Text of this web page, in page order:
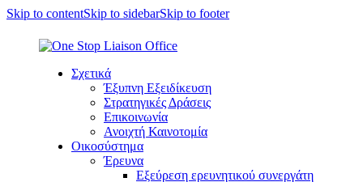
Skip to contentSkip to sidebarSkip to footer
Σχετικά
Έξυπνη Εξειδίκευση
Στρατηγικές Δράσεις
Επικοινωνία
Ανοιχτή Καινοτομία
Οικοσύστημα
Έρευνα
Εξεύρεση ερευνητικού συνεργάτη